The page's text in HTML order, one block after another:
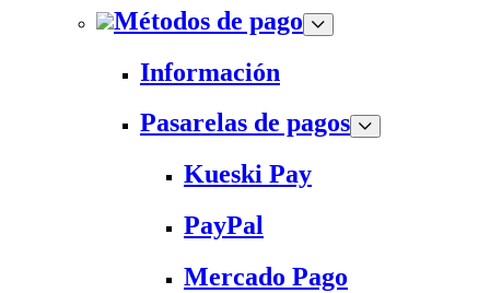
Métodos de pago
Información
Pasarelas de pagos
Kueski Pay
PayPal
Mercado Pago